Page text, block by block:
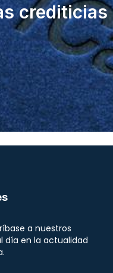
crediticias
a nuestros
día en la actualidad